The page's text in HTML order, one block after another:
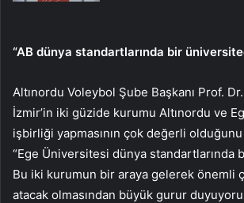
“AB dünya standartlarında bir
Altınordu Voleybol Şube Başkanı Prof.
İzmir’in iki güzide kurumu Altınordu ve
işbirliği yapmasının çok değerli
“Ege Üniversitesi dünya standartlarında
Bu iki kurumun bir araya gelerek önemli
atacak olmasından büyük gurur